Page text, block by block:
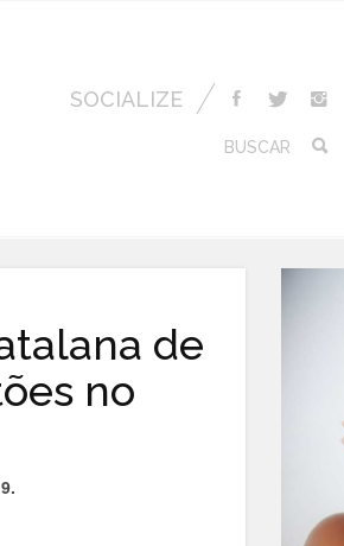
SOCIALIZE
BUSCAR
de
no
.